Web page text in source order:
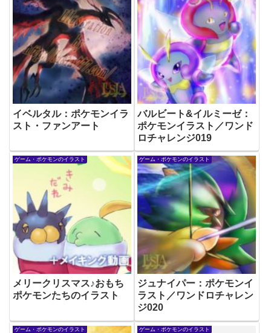
イベルタル：ポケモンイラ
スト・ファンアート
バルビート&イルミーゼ：
ポケモンイラスト／ワンド
ロチャレンジ019
ゲーム・ポケモンのイラスト
メリークリスマス♪おもち
ポケモンたちのイラスト
ゲーム・ポケモンのイラスト
ジュナイパー：ポケモンイ
ラスト／ワンドロチャレン
ジ020
ゲーム・ポケモンのイラスト ゲーム・ポケモンのイラスト